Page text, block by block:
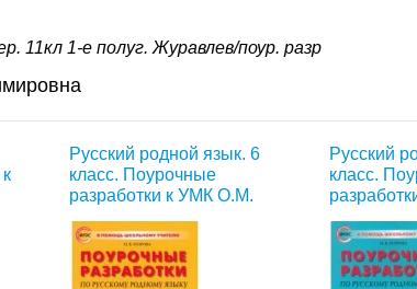
11кл 1-е полуг. Журавлев/поур. разр
Русский родной язык. 6
класс. Поурочные
разработки к УМК О.М.
Русский
класс.